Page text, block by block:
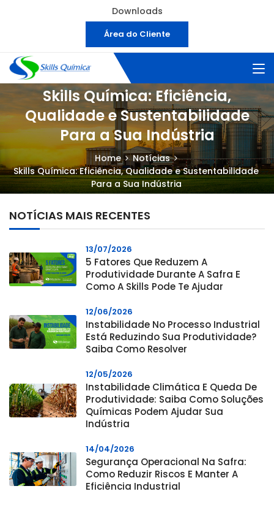
Downloads
Área do Cliente
Skills Química: Eficiência,
Qualidade e Sustentabilidade
Para a Sua Indústria
Home
Notícias
Skills Química: Eficiência, Qualidade e Sustentabilidade
Para a Sua Indústria
NOTÍCIAS MAIS RECENTES
13/07/2026
5 Fatores Que Reduzem A
Produtividade Durante A Safra E
Como A Skills Pode Te Ajudar
12/06/2026
Instabilidade No Processo Industrial
Está Reduzindo Sua Produtividade?
Saiba Como Resolver
12/05/2026
Instabilidade Climática E Queda De
Produtividade: Saiba Como Soluções
Químicas Podem Ajudar Sua
Indústria
14/04/2026
Segurança Operacional Na Safra:
Como Reduzir Riscos E Manter A
Eficiência Industrial